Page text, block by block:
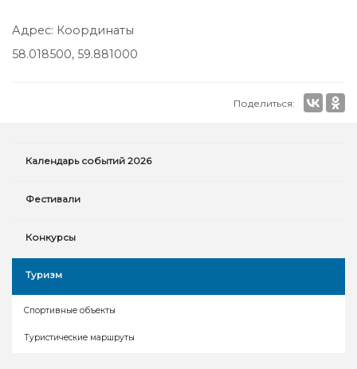
Адрес: Координаты
58.018500, 59.881000
Поделиться:
Календарь событий 2026
Фестивали
Конкурсы
Туризм
Спортивные объекты
Туристические маршруты